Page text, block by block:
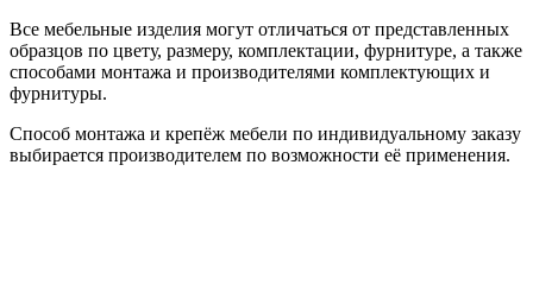
Все мебельные изделия могут отличаться от представленных
образцов по цвету, размеру, комплектации, фурнитуре, а также
способами монтажа и производителями комплектующих и
фурнитуры.
Способ монтажа и крепёж мебели по индивидуальному заказу
выбирается производителем по возможности её применения.